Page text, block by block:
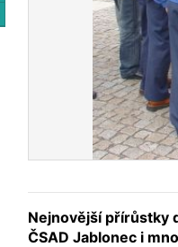
Nejnovější přírůstky
ČSAD Jablonec i